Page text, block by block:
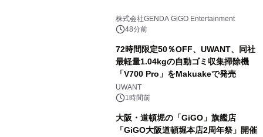
株式会社GENDA GiGO Entertainment
48分前
72時間限定50％OFF、UWANT、同社
最軽量1.04kgの自動ゴミ収集掃除機
「V700 Pro」をMakuakeで発売
UWANT
1時間前
大阪・道頓堀の「GiGO」旗艦店
「GiGO大阪道頓堀本店2周年祭」開催